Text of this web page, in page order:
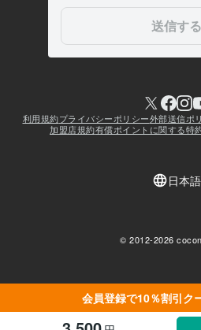
会員登録で10％割引ク